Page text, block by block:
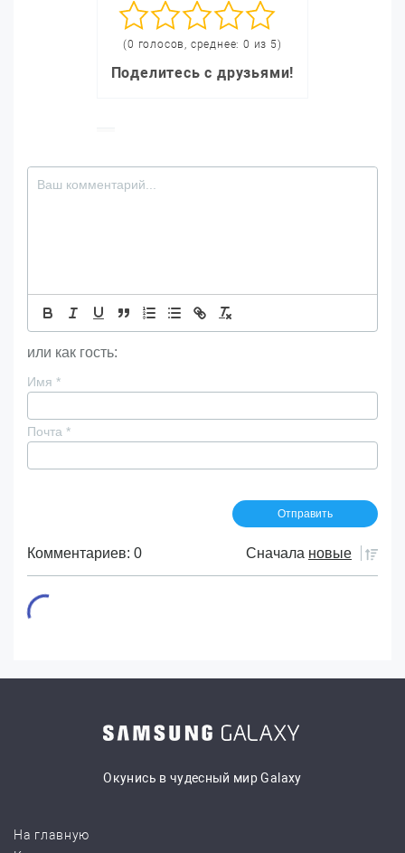
(0 голосов, среднее: 0 из 5)
Поделитесь с друзьями!
или как гость:
Имя *
Почта *
Комментариев: 0 Сначала новые
Окунись в чудесный мир Galaxy
На главную